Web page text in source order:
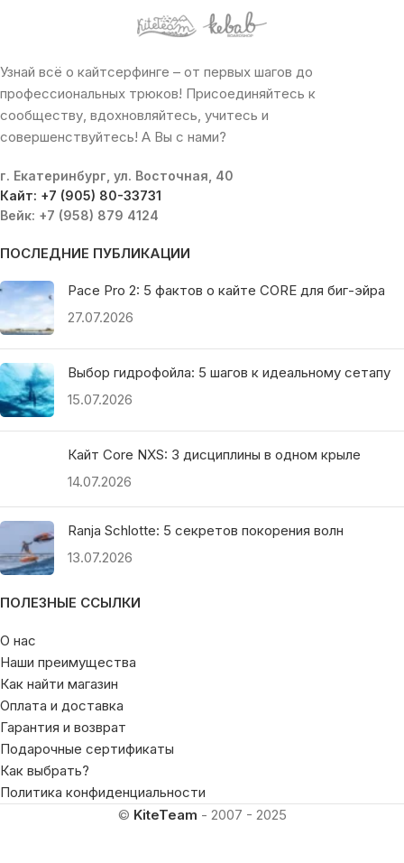
Узнай всё о кайтсерфинге – от первых шагов до
профессиональных трюков! Присоединяйтесь к
сообществу, вдохновляйтесь, учитесь и
совершенствуйтесь! А Вы с нами?
г. Екатеринбург, ул. Восточная, 40
Кайт: +7 (905) 80-33731
Вейк: +7 (958) 879 4124
ПОСЛЕДНИЕ ПУБЛИКАЦИИ
Pace Pro 2: 5 фактов о кайте CORE для биг-эйра
27.07.2026
Выбор гидрофойла: 5 шагов к идеальному сетапу
15.07.2026
Кайт Core NXS: 3 дисциплины в одном крыле
14.07.2026
Ranja Schlotte: 5 секретов покорения волн
13.07.2026
ПОЛЕЗНЫЕ ССЫЛКИ
О нас
Наши преимущества
Как найти магазин
Оплата и доставка
Гарантия и возврат
Подарочные сертификаты
Как выбрать?
Политика конфиденциальности
© KiteTeam - 2007 - 2025